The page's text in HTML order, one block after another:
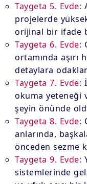
Taygeta 5. Evde:
projelerde
orijinal bir ifade
Taygeta 6. Evde:
ortamında
detaylara
Taygeta 7. Evde:
okuma yeteneği
şeyin önünde
Taygeta 8. Evde:
anlarında,
önceden sezme
Taygeta 9. Evde:
sistemlerinde